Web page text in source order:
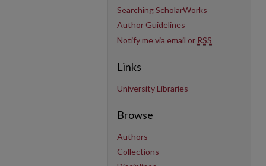
Searching ScholarWorks
Author Guidelines
Notify me via email or RSS
Links
University Libraries
Browse
Authors
Collections